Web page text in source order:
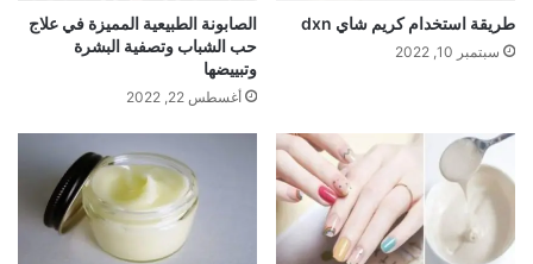
طريقة استخدام كريم شاي dxn
سبتمبر 10, 2022
الصابونة الطبيعية المميزة في علاج
حب الشباب وتصفية البشرة
وتبييضها
أغسطس 22, 2022